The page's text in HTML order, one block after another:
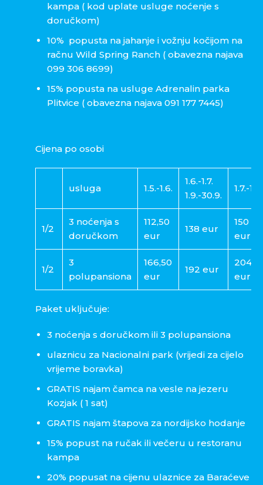
kampa ( kod uplate usluge noćenje s
doručkom)
10% popusta na jahanje i vožnju kočijom na
račnu Wild Spring Ranch ( obavezna najava
099 306 8699)
15% popusta na usluge Adrenalin parka
Plitvice ( obavezna najava 091 177 7445)
Cijena po osobi
usluga 1.5.-1.6.
1.6.-1.7.
1.9.-30.9.
1.7.-1.9.
1/2
3 noćenja s
doručkom
112,50
eur
138 eur
150
eur
1/2
3
polupansiona
166,50
eur
192 eur
204
eur
Paket uključuje:
3 noćenja s doručkom ili 3 polupansiona
ulaznicu za Nacionalni park (vrijedi za cijelo
vrijeme boravka)
GRATIS najam čamca na vesle na jezeru
Kozjak ( 1 sat)
GRATIS najam štapova za nordijsko hodanje
15% popust na ručak ili večeru u restoranu
kampa
20% popusat na cijenu ulaznice za Baraćeve